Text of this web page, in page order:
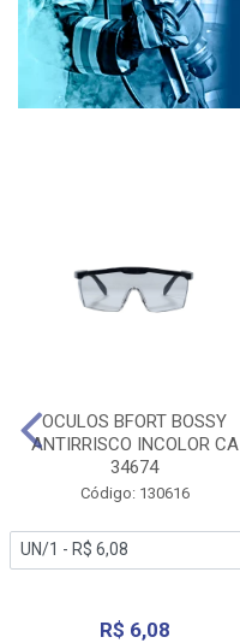
OCULOS BFORT BOSSY
ANTIRRISCO INCOLOR CA
34674
Código: 130616
R$ 6,08